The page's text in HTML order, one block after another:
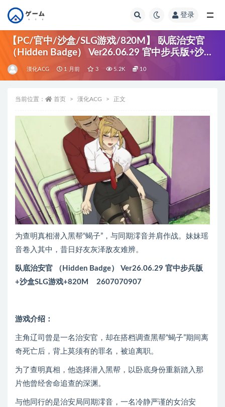
登录
【PC/官中/沙盒/SLG游戏/820M】 臥底治安官
（Hidden Badge） Ver26.06.29 官中步兵版+沙盒
SLG游戏+820M
漢化ACG 1 月前 3 5.2K 10
当前位置： 首页 漢化ACG 正文
为查明真相潜入黑帮“蝎子”，与同期澪音并肩作战。妹妹瑶
音卷入其中，昔日好友灰泽敌友难辨。
臥底治安官 （Hidden Badge） Ver26.06.29 官中步兵版
+沙盒SLG游戏+820M 2607070907
游戏介绍：
主角辽司曾是一名治安官，却在搭档调查黑帮“蝎子”期间离
奇死亡后，背上莫须有的罪名，被迫离职。
为了查明真相，他选择潜入黑帮，以卧底身份重新踏入那
片他曾经舍命追查的深渊。
与他同行的是治安局同期澪音，一名冷静严谨的女治安